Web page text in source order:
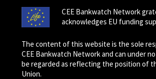
CEE Bankwatch Network
acknowledges EU funding
The content of this website is the sole
CEE Bankwatch Network and can under
be regarded as reflecting the position of
Union.